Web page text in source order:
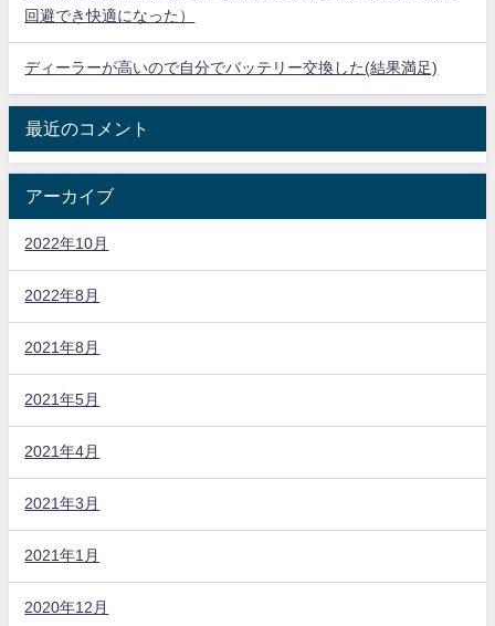
回避でき快適になった）
ディーラーが高いので自分でバッテリー交換した(結果満足)
最近のコメント
アーカイブ
2022年10月
2022年8月
2021年8月
2021年5月
2021年4月
2021年3月
2021年1月
2020年12月